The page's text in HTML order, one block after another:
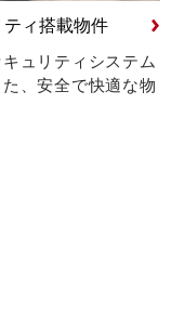
ティ搭載物件
ュリティシステム
た、安全で快適な物